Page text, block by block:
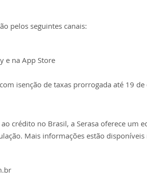
pelos seguintes canais:
e na App Store
isenção de taxas prorrogada até 19
crédito no Brasil, a Serasa oferece um
Mais informações estão